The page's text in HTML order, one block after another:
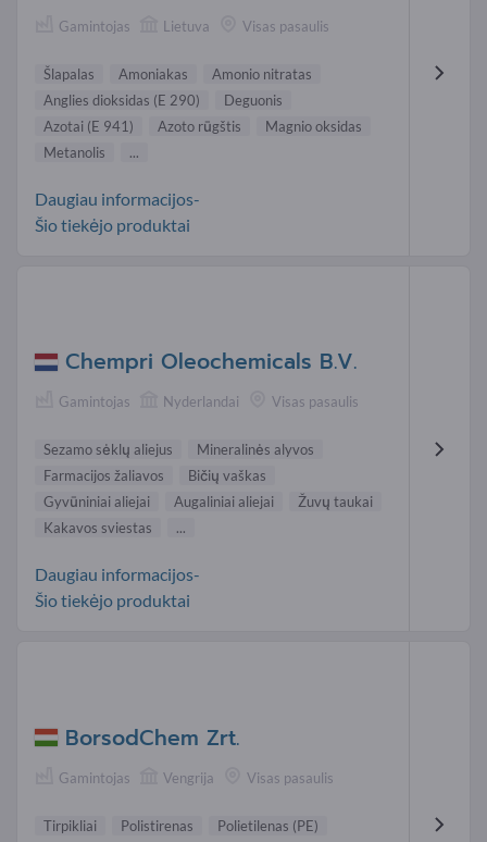
Gamintojas Lietuva Visas pasaulis
Šlapalas Amoniakas
Amonio nitratas
Anglies dioksidas (E 290)
Deguonis
Azotai (E 941)
Azoto rūgštis
Magnio oksidas
Metanolis
...
Daugiau informacijos-
Šio tiekėjo produktai
Chempri Oleochemicals B.V.
Gamintojas Nyderlandai Visas pasaulis
Sezamo sėklų aliejus
Mineralinės alyvos
Farmacijos žaliavos
Bičių vaškas
Gyvūniniai aliejai
Augaliniai aliejai
Žuvų taukai
Kakavos sviestas
...
Daugiau informacijos-
Šio tiekėjo produktai
BorsodChem Zrt.
Gamintojas Vengrija Visas pasaulis
Tirpikliai Polistirenas
Polietilenas (PE)